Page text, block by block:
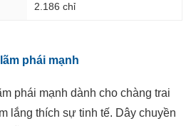
2.186 chỉ
phái mạnh
phái mạnh dành cho chàng trai
lắng thích sự tinh tế. Dây chuyền